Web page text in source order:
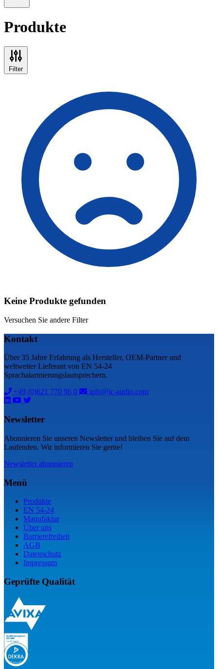
Produkte
Filter
Keine Produkte gefunden
Versuchen Sie andere Filter
Kontakt
Über 35 Jahre Erfahrung als Hersteller, OEM-Partner und
weltweiter Lieferant von EN 54-24
Sprachalarmierungslautsprechern.
+49 (0)621 770 96 0
info@ic-audio.com
Newsletter
Abonnieren Sie unseren Newsletter und bleiben Sie auf dem
Laufenden. Wir informieren Sie gerne!
Newsletter abonnieren
Menü
Produkte
EN 54-24
Manufaktur
Über uns
Barrierefreiheit
AGB
Datenschutz
Impressum
Geprüfte Qualität